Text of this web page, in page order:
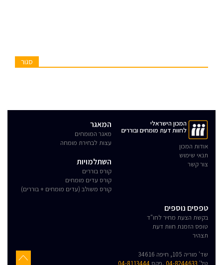
סגור
המכון הישראלי
לחוות דעת מומחים ובוררים
אודות המכון
תנאי שימוש
צור קשר
המאגר
מאגר המומחים
עצות לבחירת מומחה
השתלמויות
קורס בוררים
קורס עדים מומחים
קורס משולב (עדים מומחים + בוררים)
טפסים נוספים
בקשת הצעת מחיר לחו"ד
טופס הזמנת חוות דעת
תצהיר
שד' מוריה 105, חיפה 34616
טל' 04-8244633 ,פקס 04-8113444